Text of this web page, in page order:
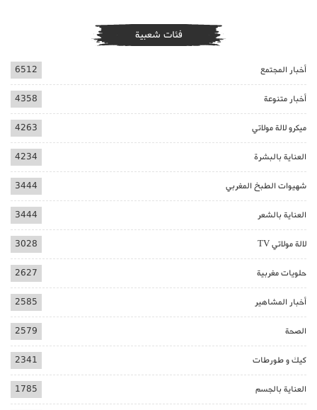
فئات شعبية
أخبار المجتمع 6512
أخبار متنوعة 4358
ميكرو لالة مولاتي 4263
العناية بالبشرة 4234
شهيوات الطبخ المغربي 3444
العناية بالشعر 3444
لالة مولاتي TV 3028
حلويات مغربية 2627
أخبار المشاهير 2585
الصحة 2579
كيك و طورطات 2341
العناية بالجسم 1785